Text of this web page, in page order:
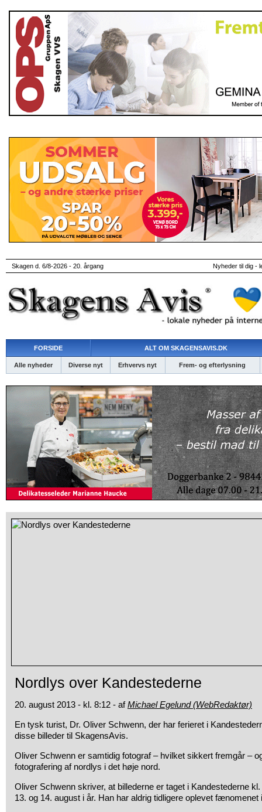
Skagen d. 6/8-2026 - 20. årgang Nyheder til dig -
FORSIDE ALT OM SKAGENSAVIS.DK
Alle nyheder Diverse nyt Erhvervs nyt Frem- og efterlysning
Nordlys over Kandestederne
20. august 2013 - kl. 8:12 - afMichael Egelund (WebRedaktør)
En tysk turist, Dr. Oliver Schwenn, der har ferieret i
disse billeder til SkagensAvis.
Oliver Schwenn er samtidig fotograf – hvilket sikkert fremgår –
fotografering af nordlys i det høje nord.
Oliver Schwenn skriver, at billederne er taget i Kandestederne
13. og 14. august i år. Han har aldrig tidligere oplevet fænomenet